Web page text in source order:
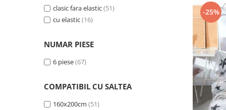
Set Lenjerie Pat Blanita Iepure, 6
Piese, Cu Pilota Inclusa
Pilota / Cuvertura Inclusa
11 Piese, Cuvertura Inclusa
Lenjerii Damasc Egiptean King Size
clasic fara elastic(51)
cu elastic(16)
NUMAR PIESE
6 piese(67)
COMPATIBIL CU SALTEA
160x200cm (51)
-25%